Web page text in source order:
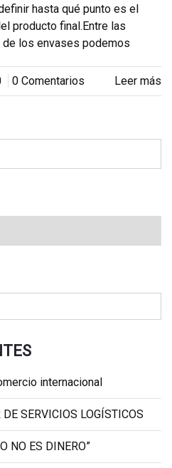
hasta qué punto es el
producto final.Entre las
los envases podemos
0 Comentarios Leer más
internacional
SERVICIOS LOGÍSTICOS
NO ES DINERO”